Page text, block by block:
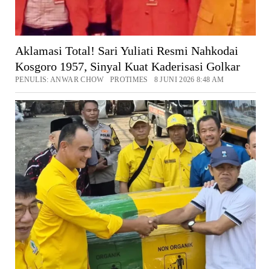
Aklamasi Total! Sari Yuliati Resmi Nahkodai
Kosgoro 1957, Sinyal Kuat Kaderisasi Golkar
PENULIS: ANWAR CHOW PROTIMES 8 JUNI 2026 8:48 AM